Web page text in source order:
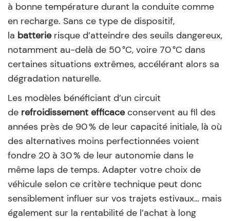
à bonne température durant la conduite comme
en recharge. Sans ce type de dispositif,
la batterierisque d’atteindre des seuils dangereux,
notamment au-delà de 50 °C, voire 70 °C dans
certaines situations extrêmes, accélérant alors sa
dégradation naturelle.
Les modèles bénéficiant d’un circuit
de refroidissement efficaceconservent au fil des
années près de 90 % de leur capacité initiale, là où
des alternatives moins perfectionnées voient
fondre 20 à 30 % de leur autonomie dans le
même laps de temps. Adapter votre choix de
véhicule selon ce critère technique peut donc
sensiblement influer sur vos trajets estivaux… mais
également sur la rentabilité de l’achat à long